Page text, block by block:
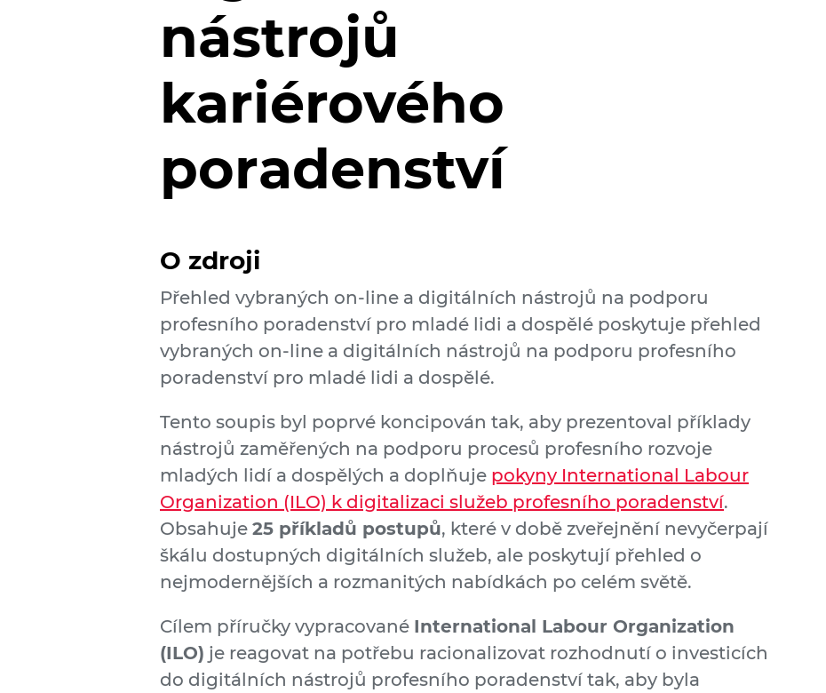
nástrojů
kariérového
poradenství
O zdroji
Přehled vybraných on-line a digitálních nástrojů na podporu
profesního poradenství pro mladé lidi a dospělé poskytuje přehled
vybraných on-line a digitálních nástrojů na podporu profesního
poradenství pro mladé lidi a dospělé.
Tento soupis byl poprvé koncipován tak, aby prezentoval příklady
nástrojů zaměřených na podporu procesů profesního rozvoje
mladých lidí a dospělých a doplňuje pokyny International Labour
Organization (ILO) k digitalizaci služeb profesního poradenství.
Obsahuje 25 příkladů postupů, které v době zveřejnění nevyčerpají
škálu dostupných digitálních služeb, ale poskytují přehled o
nejmodernějších a rozmanitých nabídkách po celém světě.
Cílem příručky vypracované International Labour Organization
(ILO) je reagovat na potřebu racionalizovat rozhodnutí o investicích
do digitálních nástrojů profesního poradenství tak, aby byla